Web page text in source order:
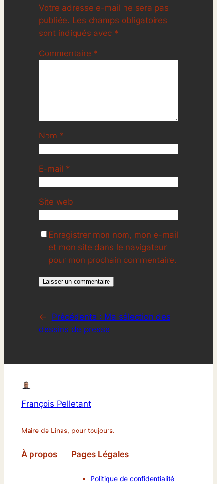
Votre adresse e-mail ne sera pas
publiée. Les champs obligatoires
sont indiqués avec *
Commentaire *
Nom *
E-mail *
Site web
Enregistrer mon nom, mon e-mail
et mon site dans le navigateur
pour mon prochain commentaire.
← Précédente : Ma sélection des
dessins de presse
François Pelletant
Maire de Linas, pour toujours.
À propos Pages Légales
Politique de confidentialité